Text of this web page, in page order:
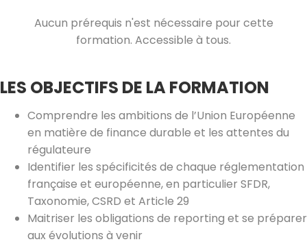
Aucun prérequis n'est nécessaire pour cette
formation. Accessible à tous.
LES OBJECTIFS DE LA FORMATION
Comprendre les ambitions de l’Union Européenne
en matière de finance durable et les attentes du
régulateure
Identifier les spécificités de chaque réglementation
française et européenne, en particulier SFDR,
Taxonomie, CSRD et Article 29
Maitriser les obligations de reporting et se préparer
aux évolutions à venir